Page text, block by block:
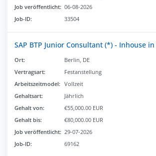
Job veröffentlicht: 06-08-2026
Job-ID:
33504
SAP BTP Junior Consultant (*) - Inhouse
Ort:
Berlin, DE
Vertragsart:
Festanstellung
Arbeitszeitmodel: Vollzeit
Gehaltsart:
Jährlich
Gehalt von:
€55,000.00 EUR
Gehalt bis:
€80,000.00 EUR
Job veröffentlicht: 29-07-2026
Job-ID:
69162